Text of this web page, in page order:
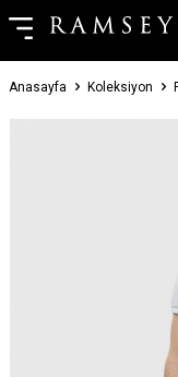
Anasayfa Koleksiyon